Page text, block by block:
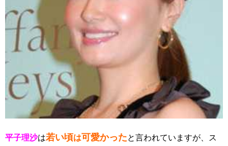
平子理沙は若い頃は可愛かったと言われていますが、ス